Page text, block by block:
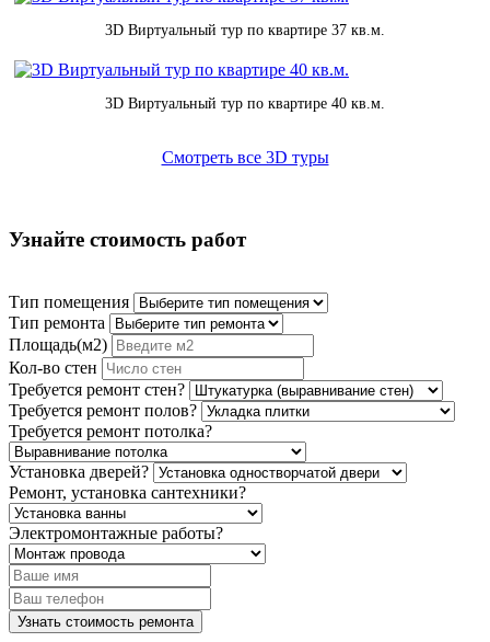
3D Виртуальный тур по квартире 37 кв.м.
3D Виртуальный тур по квартире 40 кв.м.
Смотреть все 3D туры
Узнайте стоимость работ
Тип помещения
Тип ремонта
Площадь(м2)
Кол-во стен
Требуется ремонт стен?
Требуется ремонт полов?
Требуется ремонт потолка?
Установка дверей?
Ремонт, установка сантехники?
Электромонтажные работы?